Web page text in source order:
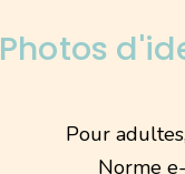
Photos
Pour
Norme